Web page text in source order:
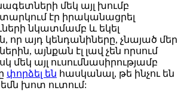
մեկ այլ խումբ
էր իրականացրել
նկատմամբ և եկել
որ այդ կենդանիները, չնայած մեր
այնքան էլ լավ չեն որսում
մեկ այլ ուսումնասիրությամբ
փորձել են հասկանալ, թե ինչու են
խոտ ուտում: